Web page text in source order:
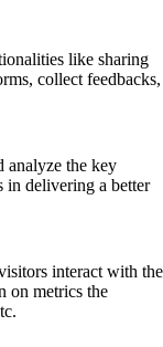
like sharing
collect feedbacks,
analyze the key
in delivering a better
interact with the
on metrics the